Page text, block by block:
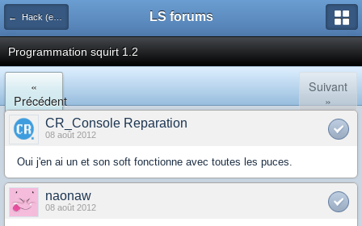
← Hack (exploits, homebrews...) LS forums
Programmation squirt 1.2
«
Précédent
Suivant
»
CR_Console Reparation
08 août 2012
Oui j'en ai un et son soft fonctionne avec toutes les puces.
naonaw
08 août 2012